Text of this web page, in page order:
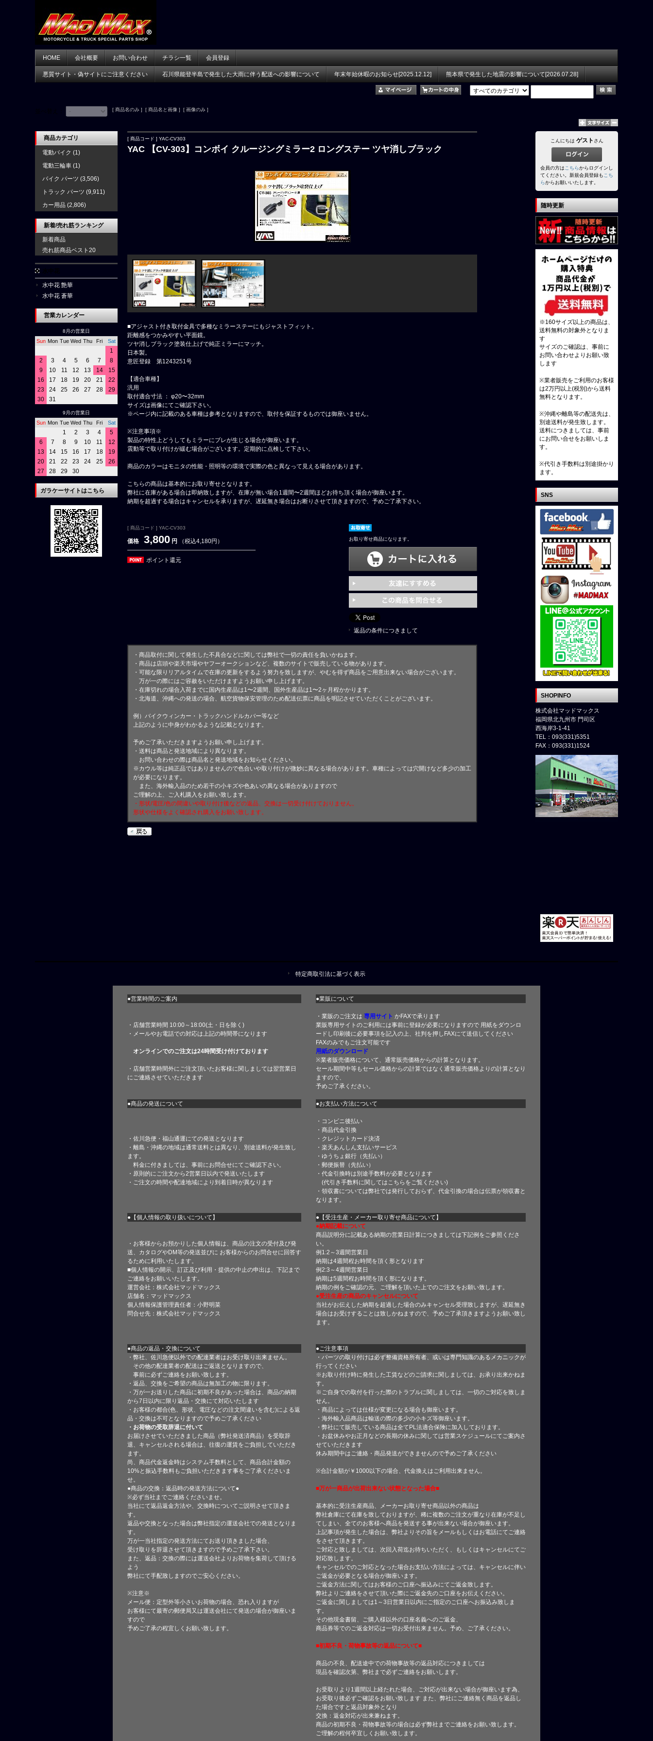
HOME 会社概要 お問い合わせ チラシ一覧 会員登録
悪質サイト・偽サイトにご注意ください 石川県能登半島で発生した大雨に伴う配送への影響について 年末年始休暇のお知らせ[2025.12.12] 熊本県で発生した地震の影響について[2026.07.28]
[ 商品名のみ ] [ 商品名と画像 ] [ 画像のみ ]
[ 商品コード ] YAC-CV303
YAC 【CV-303】コンボイ クルージングミラー2 ロングステー ツヤ消しブラック
■アジャスト付き取付金具で多種なミラーステーにもジャストフィット。
距離感をつかみやすい平面鏡。
ツヤ消しブラック塗装仕上げで純正ミラーにマッチ。
日本製。
意匠登録 第1243251号
【適合車種】
汎用
取付適合寸法 ： φ20〜32mm
サイズは画像にてご確認下さい。
※ページ内に記載のある車種は参考となりますので、取付を保証するものでは御座いません。
※注意事項※
製品の特性上どうしてもミラーにブレが生じる場合が御座います。
震動等で取り付けが緩む場合がございます。定期的に点検して下さい。
商品のカラーはモニタの性能・照明等の環境で実際の色と異なって見える場合があります。
こちらの商品は基本的にお取り寄せとなります。
弊社に在庫がある場合は即納致しますが、在庫が無い場合1週間〜2週間ほどお待ち頂く場合が御座います。
納期を超過する場合はキャンセルを承りますが、遅延無き場合はお断りさせて頂きますので、予めご了承下さい。
[ 商品コード ] YAC-CV303
価格 3,800 円 （税込4,180円）
ポイント還元
お取り寄せ商品になります。
返品の条件につきまして
・商品取付に関して発生した不具合などに関しては弊社で一切の責任を負いかねます。
・商品は店頭や楽天市場やヤフーオークションなど、複数のサイトで販売している物があります。
・可能な限りリアルタイムで在庫の更新をするよう努力を致しますが、やむを得ず商品をご用意出来ない場合がございます。
万が一の際にはご容赦をいただけますようお願い申し上げます。
・在庫切れの場合入荷までに国内生産品は1〜2週間、国外生産品は1〜2ヶ月程かかります。
・北海道、沖縄への発送の場合、航空貨物保安管理のため配送伝票に商品を明記させていただくことがございます。
例）バイクウィンカー・トラックハンドルカバー等など
上記のように中身がわかるような記載となります。
予めご了承いただきますようお願い申し上げます。
・送料は商品と発送地域により異なります。
お問い合わせの際は商品名と発送地域をお知らせください。
※カウル等は純正品ではありませんので色合いや取り付けが微妙に異なる場合があります。車種によっては穴開けなど多少の加工
が必要になります。
また、海外輸入品のため若干の小キズや色あいの異なる場合がありますので
ご理解の上、ご入札購入をお願い致します。
・形状/電圧/色の間違いや取り付け後などの返品、交換は一切受け付けておりません。
形状や仕様をよく確認され購入をお願い致します。
商品カテゴリ
電動バイク (1)
電動三輪車 (1)
バイク パーツ (3,506)
トラック パーツ (9,911)
カー用品 (2,806)
新着/売れ筋ランキング
新着商品
売れ筋商品ベスト20
水中花 艶華
水中花 蒼華
営業カレンダー
8月の営業日
Sun Mon Tue Wed Thu Fri Sat
1
2
3 4 5 6 7
8
9
10 11 12 13 14
15
16
17 18 19 20 21
22
23
24 25 26 27 28
29
30
31
9月の営業日
Sun Mon Tue Wed Thu Fri Sat
1 2 3 4
5
6
7 8 9 10 11
12
13
14 15 16 17 18
19
20
21 22 23 24 25
26
27
28 29 30
ガラケーサイトはこちら
こんにちは ゲスト さん
会員の方はこちらからログインし
てください。新規会員登録もこち
らからお願いいたします。
随時更新
※160サイズ以上の商品は、
送料無料の対象外となりま
す
サイズのご確認は、事前に
お問い合わせよりお願い致
します
※業者販売をご利用のお客様
は2万円以上(税別)から送料
無料となります。
※沖縄や離島等の配送先は、
別途送料が発生致します。
送料につきましては、事前
にお問い合せをお願いしま
す。
※代引き手数料は別途掛かり
ます。
SNS
SHOPINFO
株式会社マッドマックス
福岡県北九州市 門司区
西海岸3-1-41
TEL：093(331)5351
FAX：093(331)1524
特定商取引法に基づく表示
●営業時間のご案内 ●業販について
・店舗営業時間 10:00～18:00(土・日を除く)
・メールやお電話での対応は上記の時間帯になります
オンラインでのご注文は24時間受け付けております
・店舗営業時間外にご注文頂いたお客様に関しましては翌営業日
にご連絡させていただきます
・業販のご注文は 専用サイト かFAXで承ります
業販専用サイトのご利用には事前に登録が必要になりますので 用紙をダウンロ
ードし印刷後に必要事項を記入の上、社判を押しFAXにて送信してください
FAXのみでもご注文可能です
用紙のダウンロード
※業者販売価格について、通常販売価格からの計算となります。
セール期間中等もセール価格からの計算ではなく通常販売価格よりの計算となり
ますので、
予めご了承ください。
●商品の発送について ●お支払い方法について
・佐川急便・福山通運にての発送となります
・離島・沖縄の地域は通常送料とは異なり、別途送料が発生致し
ます。
料金に付きましては、事前にお問合せにてご確認下さい。
・原則的にご注文から2営業日以内で発送いたします
・ご注文の時間や配達地域により到着日時が異なります
・コンビニ後払い
・商品代金引換
・クレジットカード決済
・楽天あんしん支払いサービス
・ゆうちょ銀行（先払い）
・郵便振替（先払い）
・代金引換時は別途手数料が必要となります
(代引き手数料に関してはこちら をご覧ください)
・領収書については弊社では発行しておらず、代金引換の場合は伝票が領収書と
なります。
●【個人情報の取り扱いについて】 ●【受注生産・メーカー取り寄せ商品について】
・お客様からお預かりした個人情報は、商品の注文の受付及び発
送、カタログやDM等の発送並びに お客様からのお問合せに回答す
るために利用いたします。
■個人情報の開示、訂正及び利用・提供の中止の申出は、下記まで
ご連絡をお願いいたします。
運営会社：株式会社マッドマックス
店舗名：マッドマックス
個人情報保護管理責任者：小野明菜
問合せ先：株式会社マッドマックス
●納期記載について
商品説明分に記載ある納期の営業日計算につきましては下記例をご参照くださ
い。
例1:2～3週間営業日
納期は4週間程お時間を頂く形となります
例2:3～4週間営業日
納期は5週間程お時間を頂く形になります。
納期の例をご確認の元、ご理解を頂いた上でのご注文をお願い致します。
●受注生産の商品のキャンセルについて
当社がお伝えした納期を超過した場合のみキャンセル受理致しますが、遅延無き
場合はお受けすることは致しかねますので、予めご了承頂きますようお願い致し
ます。
●商品の返品・交換について
●ご注意事項
・弊社、佐川急便以外での配達業者はお受け取り出来ません。
その他の配達業者の配送はご返送となりますので、
事前に必ずご連絡をお願い致します。
・返品、交換をご希望の商品は無加工の物に限ります。
・万が一お送りした商品に初期不良があった場合は、商品の納期
から7日以内に限り返品・交換にて対応いたします
・お客様の都合(色、形状、電圧などの注文間違いを含む)による返
品・交換は不可となりますので予めご了承ください
・お荷物の受取辞退に付いて
お届けさせていただきました商品（弊社発送済商品）を受取辞
退、キャンセルされる場合は、往復の運賃をご負担していただき
ます。
尚、商品代金返金時はシステム手数料として、商品合計金額の
10%と振込手数料もご負担いただきます事をご了承くださいま
せ。
●商品の交換：返品時の発送方法について●
※必ず当社までご連絡くださいませ。
当社にて返品返金方法や、交換時についてご説明させて頂きま
す。
返品や交換となった場合は弊社指定の運送会社での発送となりま
す。
万が一当社指定の発送方法にてお送り頂きました場合、
受け取りを辞退させて頂きますので予めご了承下さい。
また、返品：交換の際には運送会社よりお荷物を集荷して頂ける
よう
弊社にて手配致しますのでご安心ください。
※注意※
メール便：定型外等小さいお荷物の場合、恐れ入りますが
お客様にて最寄の郵便局又は運送会社にて発送の場合が御座いま
すので
予めご了承の程宜しくお願い致します。
・パーツの取り付けは必ず整備資格所有者、或いは専門知識のあるメカニックが
行ってください
※お取り付け時に発生した工賃などのご請求に関しましては、お承り出来かねま
す。
※ご自身での取付を行った際のトラブルに関しましては、一切のご対応を致しま
せん。
・商品によっては仕様が変更になる場合も御座います。
・海外輸入品商品は輸送の際の多少の小キズ等御座います。
・弊社にて販売している商品は全てPL法適合保険に加入しております。
・お盆休みやお正月などの長期の休みに関しては営業スケジュールにてご案内さ
せていただきます
休み期間中はご連絡・商品発送ができませんので予めご了承ください
※合計金額が￥1000以下の場合、代金換えはご利用出来ません。
■万が一商品が出荷出来ない状態となった場合■
基本的に受注生産商品、メーカーお取り寄せ商品以外の商品は
弊社倉庫にて在庫を致しておりますが、稀に複数のご注文が重なり在庫が不足し
てしまい、全てのお客様へ商品を発送する事が出来ない場合が御座います。
上記事項が発生した場合は、弊社よりその旨をメールもしくはお電話にてご連絡
をさせて頂きます。
ご対応と致しましては、次回入荷迄お待ちいただく、もしくはキャンセルにてご
対応致します。
キャンセルでのご対応となった場合お支払い方法によっては、キャンセルに伴い
ご返金が必要となる場合が御座います。
ご返金方法に関してはお客様のご口座へ振込みにてご返金致します。
弊社よりご連絡をさせて頂いた際にご返金先のご口座をお伝えください。
ご返金に関しましては1～3日営業日以内にご指定のご口座へお振込み致しま
す。
その他現金書留、ご購入様以外の口座名義へのご返金、
商品券等でのご返金対応は一切お受付出来ません。予め、ご了承ください。
■初期不良・荷物事故等の返品について■
商品の不良、配送途中での荷物事故等の返品対応につきましては
現品を確認次第、弊社まで必ずご連絡をお願いします。
お受取りより1週間以上経たれた場合、ご対応が出来ない場合が御座います為、
お受取り後必ずご確認をお願い致します また、弊社にご連絡無く商品を返品し
た場合ですと返品対象外となり
交換：返金対応が出来兼ねます。
商品の初期不良・荷物事故等の場合は必ず弊社までご連絡をお願い致します。
ご理解の程何卒宜しくお願い致します。